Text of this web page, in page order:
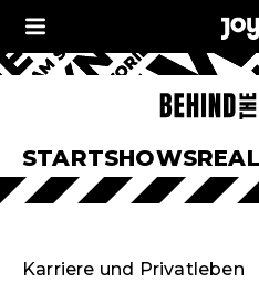
STARTSHOWS
Karriere und Privatleben